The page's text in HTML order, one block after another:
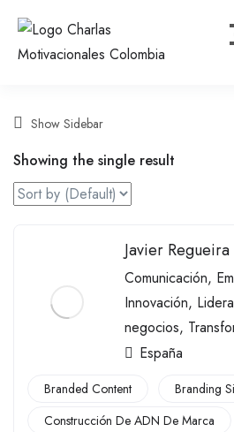
Show Sidebar
Showing the single result
Javier Regueira
Comunicación,
Innovación,
negocios,
España
Branded Content
Branding
Construcción De ADN De Marca